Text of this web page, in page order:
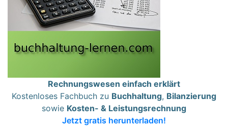
Rechnungswesen einfach erklärt
Kostenloses Fachbuch zu Buchhaltung, Bilanzierung
sowie Kosten- & Leistungsrechnung
Jetzt gratis herunterladen!